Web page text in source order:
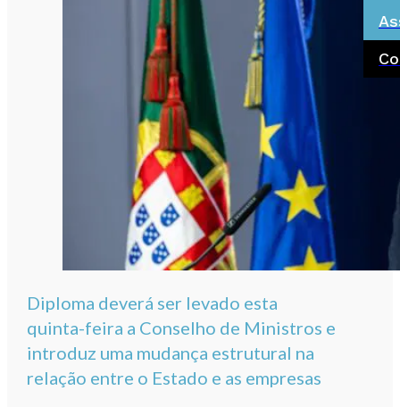
Diploma deverá ser levado esta
quinta-feira a Conselho de Ministros e
introduz uma mudança estrutural na
relação entre o Estado e as empresas